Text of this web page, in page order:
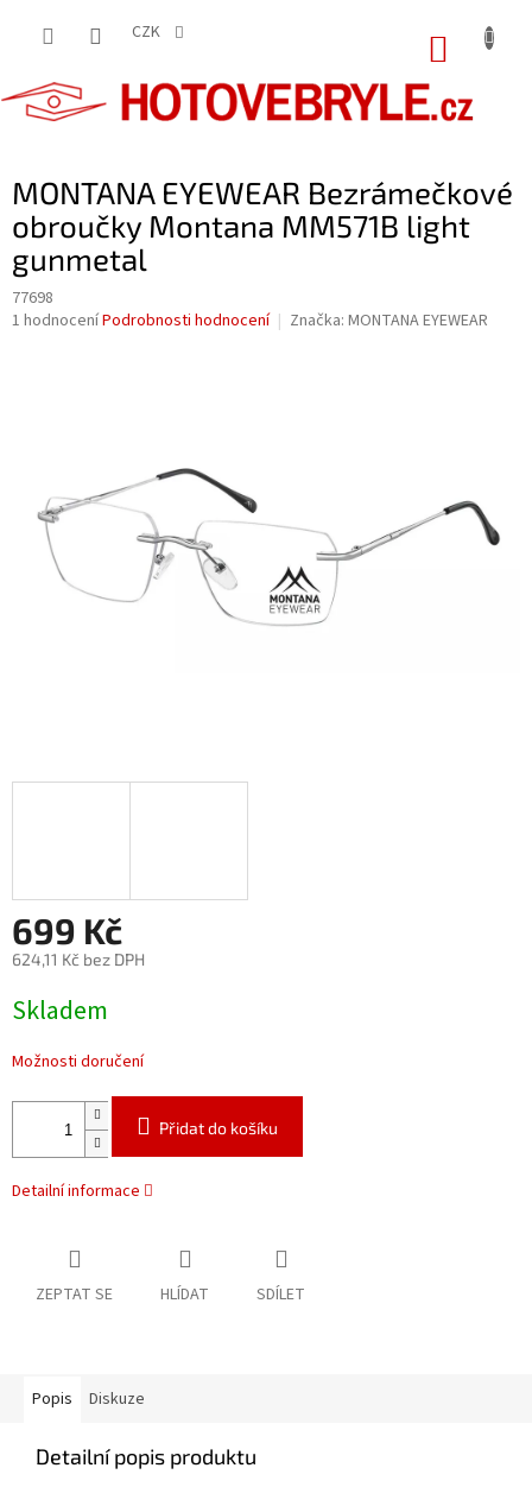
CZK
MONTANA EYEWEAR Bezrámečkové
obroučky Montana MM571B light
gunmetal
77698
Průměrné
1 hodnoceníPodrobnosti hodnocení Značka: MONTANA EYEWEAR
699 Kč
624,11 Kč bez DPH
cena:
Skladem
Možnosti doručení
Přidat do košíku
Detailní informace
ZEPTAT SE HLÍDAT SDÍLET
Popis Diskuze
Detailní popis produktu